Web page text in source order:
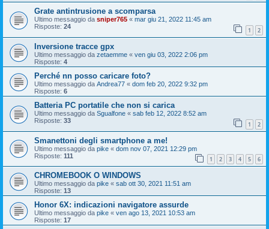
Grate antintrusione a scomparsa
Ultimo messaggio da sniper765 « mar giu 21, 2022 11:45 am
Risposte: 24 1 2
Inversione tracce gpx
Ultimo messaggio da zetaemme « ven giu 03, 2022 2:06 pm
Risposte: 4
Perché nn posso caricare foto?
Ultimo messaggio da Andrea77 « dom feb 20, 2022 9:32 pm
Risposte: 6
Batteria PC portatile che non si carica
Ultimo messaggio da Sgualfone « sab feb 12, 2022 8:52 am
Risposte: 33 1 2
Smanettoni degli smartphone a me!
Ultimo messaggio da pike « dom nov 07, 2021 12:29 pm
Risposte: 111 1 2 3 4 5 6
CHROMEBOOK O WINDOWS
Ultimo messaggio da pike « sab ott 30, 2021 11:51 am
Risposte: 13
Honor 6X: indicazioni navigatore assurde
Ultimo messaggio da pike « ven ago 13, 2021 10:53 am
Risposte: 17